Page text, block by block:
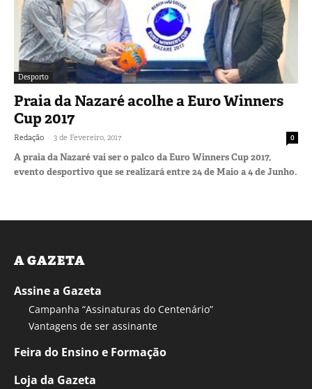
Desporto
Praia da Nazaré acolhe a Euro Winners
Cup 2017
Redação - 3 de Fevereiro, 2017 0
A praia da Nazaré vai ser o palco da Euro Winners Cup 2017,
evento desportivo que se realizará entre 24 de Maio a 4 de Junho.
A GAZETA
Assine a Gazeta
Campanha “Assinaturas do Centenário”
Vantagens de ser assinante
Feira do Ensino e Formação
Loja da Gazeta